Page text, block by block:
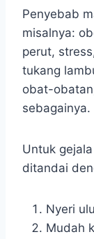
Penyebab
misalnya:
perut,
tukang
obat-
sebagainya.
Untuk
ditandai
Nyeri
Mudah